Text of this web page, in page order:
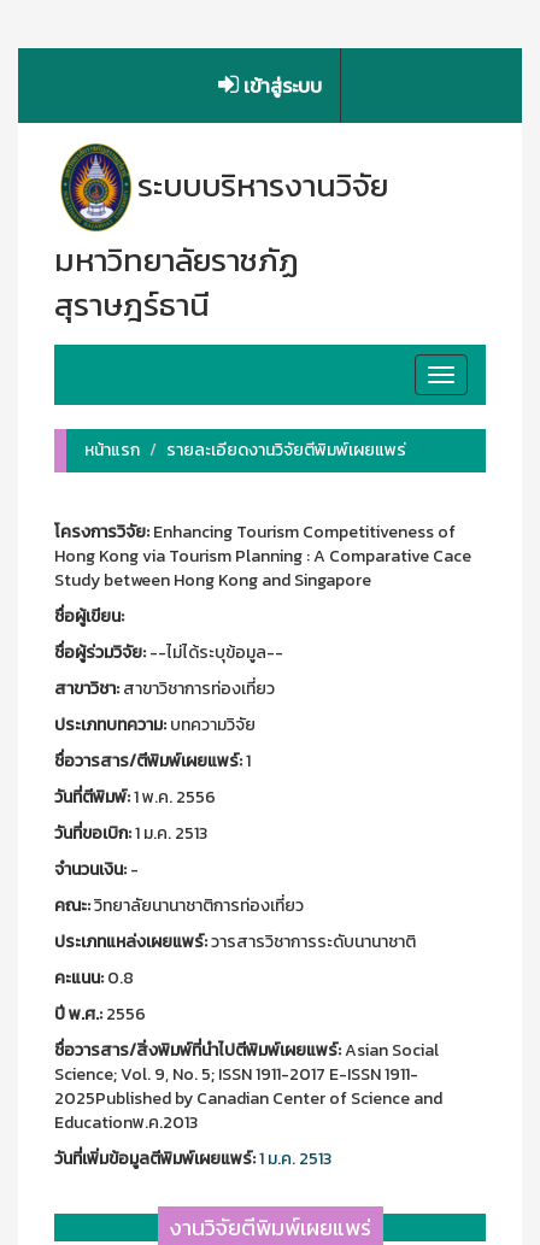
เข้าสู่ระบบ
ระบบบริหารงานวิจัย
มหาวิทยาลัยราชภัฏ
สุราษฎร์ธานี
Toggle
navigation
หน้าแรก
รายละเอียดงานวิจัยตีพิมพ์เผยแพร่
โครงการวิจัย:Enhancing Tourism Competitiveness of
Hong Kong via Tourism Planning : A Comparative Cace
Study between Hong Kong and Singapore
ชื่อผู้เขียน:
ชื่อผู้ร่วมวิจัย:--ไม่ได้ระบุข้อมูล--
สาขาวิชา:สาขาวิชาการท่องเที่ยว
ประเภทบทความ:บทความวิจัย
ชื่อวารสาร/ตีพิมพ์เผยแพร์:1
วันที่ตีพิมพ์:1 พ.ค. 2556
วันที่ขอเบิก:1 ม.ค. 2513
จำนวนเงิน:-
คณะ:วิทยาลัยนานาชาติการท่องเที่ยว
ประเภทแหล่งเผยแพร์:วารสารวิชาการระดับนานาชาติ
คะแนน:0.8
ปี พ.ศ.:2556
ชื่อวารสาร/สิ่งพิมพ์ที่นำไปตีพิมพ์เผยแพร์:Asian Social
Science; Vol. 9, No. 5; ISSN 1911-2017 E-ISSN 1911-
2025Published by Canadian Center of Science and
Educationพ.ค.2013
วันที่เพิ่มข้อมูลตีพิมพ์เผยแพร์:1 ม.ค. 2513
งานวิจัยตีพิมพ์เผยแพร่